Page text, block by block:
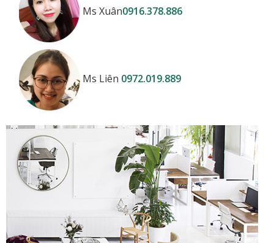
Ms Xuân0916.378.886
Ms Liên 0972.019.889